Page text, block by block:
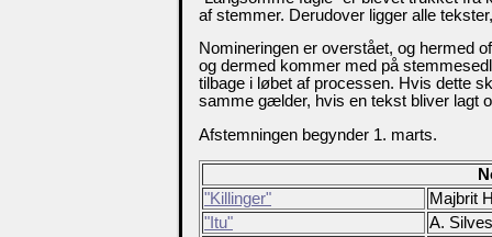
af stemmer. Derudover ligger alle
Nomineringen er overstået, og hermed
og dermed kommer med på
tilbage i løbet af processen. Hvis dette
samme gælder, hvis en tekst bliver lagt
Afstemningen begynder 1. marts.
"Killinger"
Majbrit
"Itu"
A.